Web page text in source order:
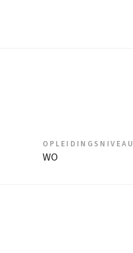
OPLEIDINGSNIVEAU
WO